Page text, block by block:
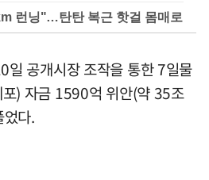
런닝"…탄탄 복근 핫걸 몸매로
일 공개시장 조작을 통한 7일물
) 자금 1590억 위안(약 35조
다.